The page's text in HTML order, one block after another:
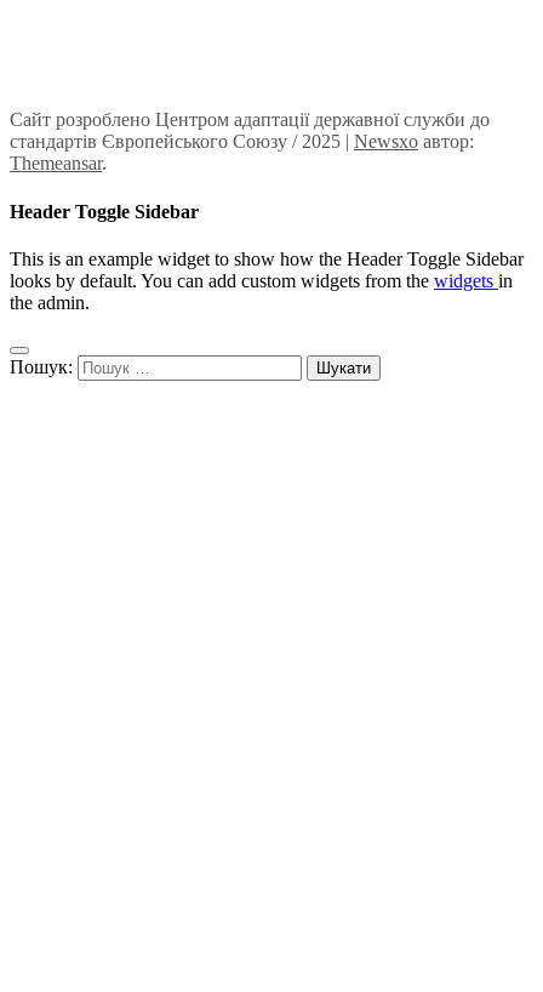
Сайт розроблено Центром адаптації державної служби до
стандартів Європейського Союзу / 2025 | Newsxo автор:
Themeansar.
Header Toggle Sidebar
This is an example widget to show how the Header Toggle Sidebar
looks by default. You can add custom widgets from the widgets in
the admin.
Пошук: